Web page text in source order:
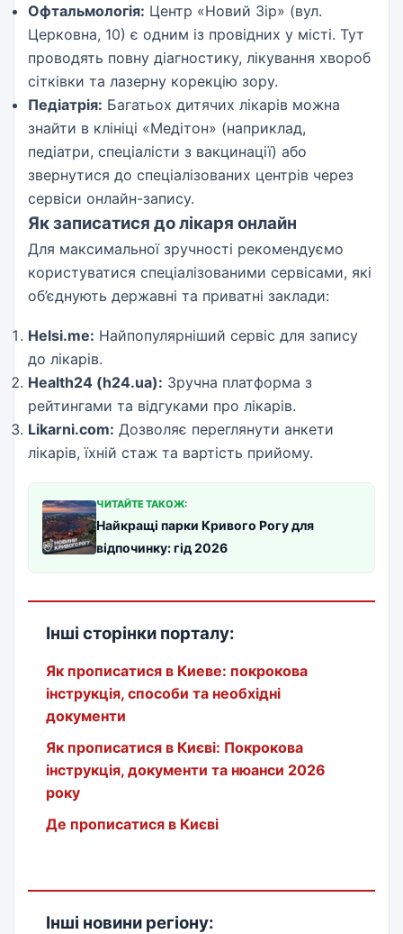
Офтальмологія: Центр «Новий Зір» (вул.
Церковна, 10) є одним із провідних у місті. Тут
проводять повну діагностику, лікування хвороб
сітківки та лазерну корекцію зору.
Педіатрія: Багатьох дитячих лікарів можна
знайти в клініці «Медітон» (наприклад,
педіатри, спеціалісти з вакцинації) або
звернутися до спеціалізованих центрів через
сервіси онлайн-запису.
Як записатися до лікаря онлайн
Для максимальної зручності рекомендуємо
користуватися спеціалізованими сервісами, які
об’єднують державні та приватні заклади:
Helsi.me: Найпопулярніший сервіс для запису
до лікарів.
Health24 (h24.ua): Зручна платформа з
рейтингами та відгуками про лікарів.
Likarni.com: Дозволяє переглянути анкети
лікарів, їхній стаж та вартість прийому.
ЧИТАЙТЕ ТАКОЖ:
Найкращі парки Кривого Рогу для
відпочинку: гід 2026
Інші сторінки порталу:
Як прописатися в Киеве: покрокова
інструкція, способи та необхідні
документи
Як прописатися в Києві: Покрокова
інструкція, документи та нюанси 2026
року
Де прописатися в Києві
Інші новини регіону: